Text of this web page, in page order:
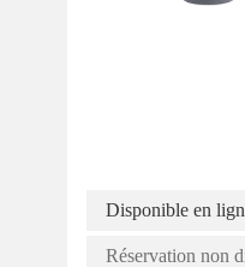
Disponible en
Réservation non